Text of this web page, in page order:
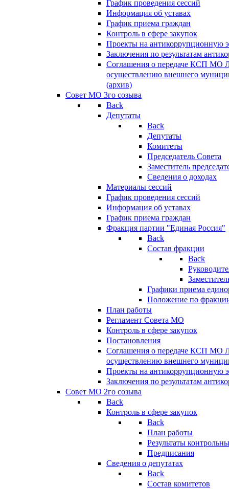
График проведения сессий
Информация об уставах
График приема граждан
Контроль в сфере закупок
Проекты на антикоррупционную
Заключения по результатам
Соглашения о передаче КСП МО
осуществлению внешнего
(архив)
Совет МО 3го созыва
Back
Депутаты
Back
Депутаты
Комитеты
Председатель Совета
Заместитель
Сведения о доходах
Материалы сессий
График проведения сессий
Информация об уставах
График приема граждан
Фракция партии "Единая Россия"
Back
Состав фракции
Back
Графики приема
Положение по
План работы
Регламент Совета МО
Контроль в сфере закупок
Постановления
Соглашения о передаче КСП МО
осуществлению внешнего
Проекты на антикоррупционную
Заключения по результатам
Совет МО 2го созыва
Back
Контроль в сфере закупок
Back
План работы
Результаты
Предписания
Сведения о депутатах
Back
Состав комитетов